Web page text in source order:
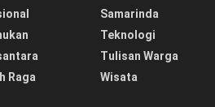
Raga
Samarinda
Teknologi
Tulisan Warga
Wisata